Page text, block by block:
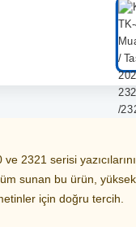
2321 serisi
sunan bu ürün, yüksek
için doğru tercih.